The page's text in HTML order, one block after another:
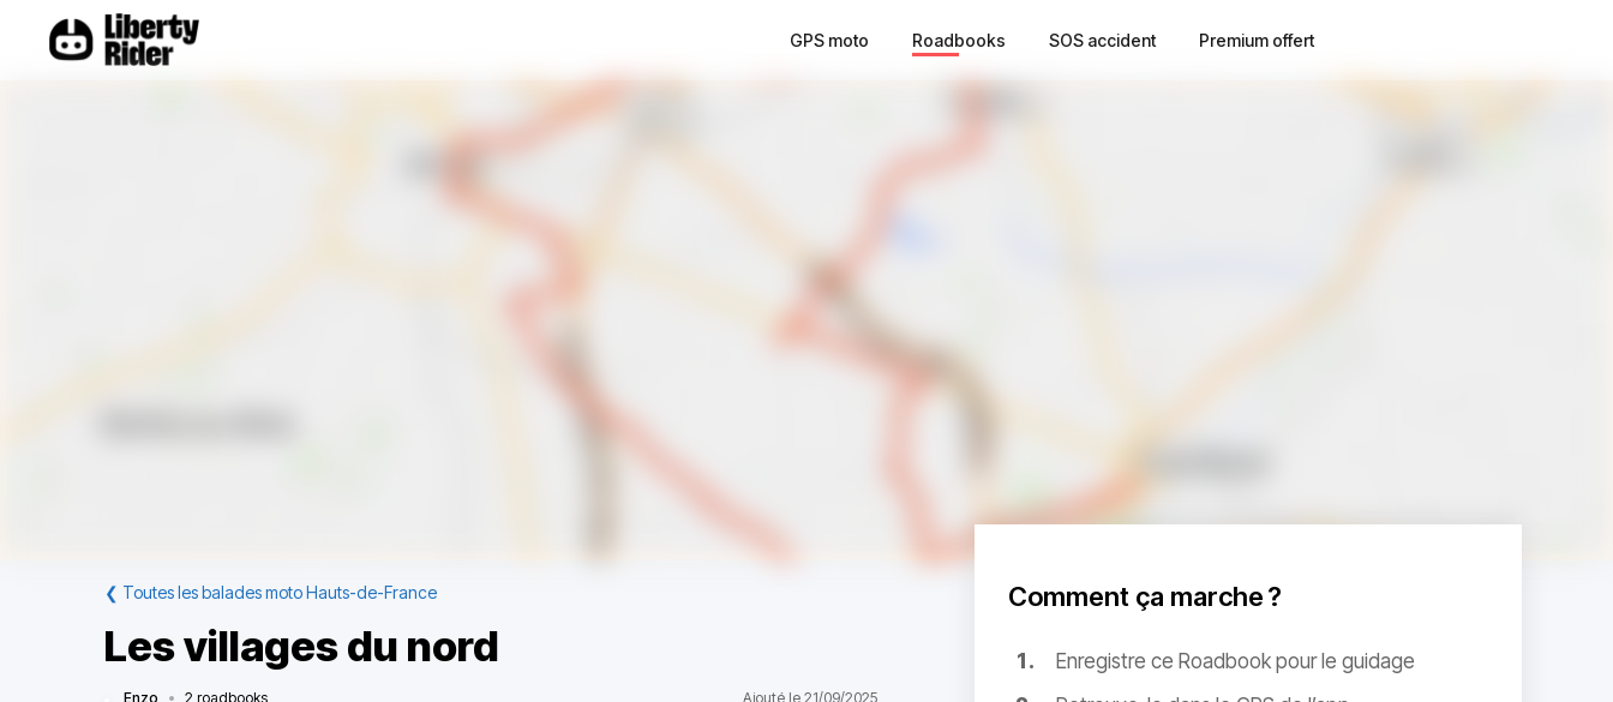
GPS moto Roadbooks SOS accident Premium offert
❮ Toutes les balades moto Hauts-de-France
Les villages du nord
Enzo • 2 roadbooks Ajouté le 21/09/2025
Comment ça marche ?
Enregistre ce Roadbook pour le guidage